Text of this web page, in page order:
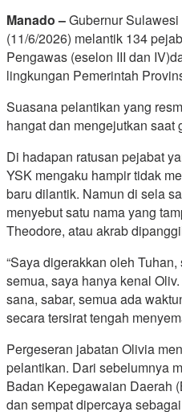
Manado –Gubernur
(11/6/2026) melantik 134
Pengawas (eselon III dan
lingkungan Pemerintah
Suasana pelantikan yang
hangat dan mengejutkan saat
Di hadapan ratusan pejabat
YSK mengaku hampir tidak
baru dilantik. Namun di sela
menyebut satu nama yang
Theodore, atau akrab
“Saya digerakkan oleh
semua, saya hanya kenal
sana, sabar, semua ada
secara tersirat tengah
Pergeseran jabatan Olivia
pelantikan. Dari sebelumnya
Badan Kepegawaian Daerah
dan sempat dipercaya